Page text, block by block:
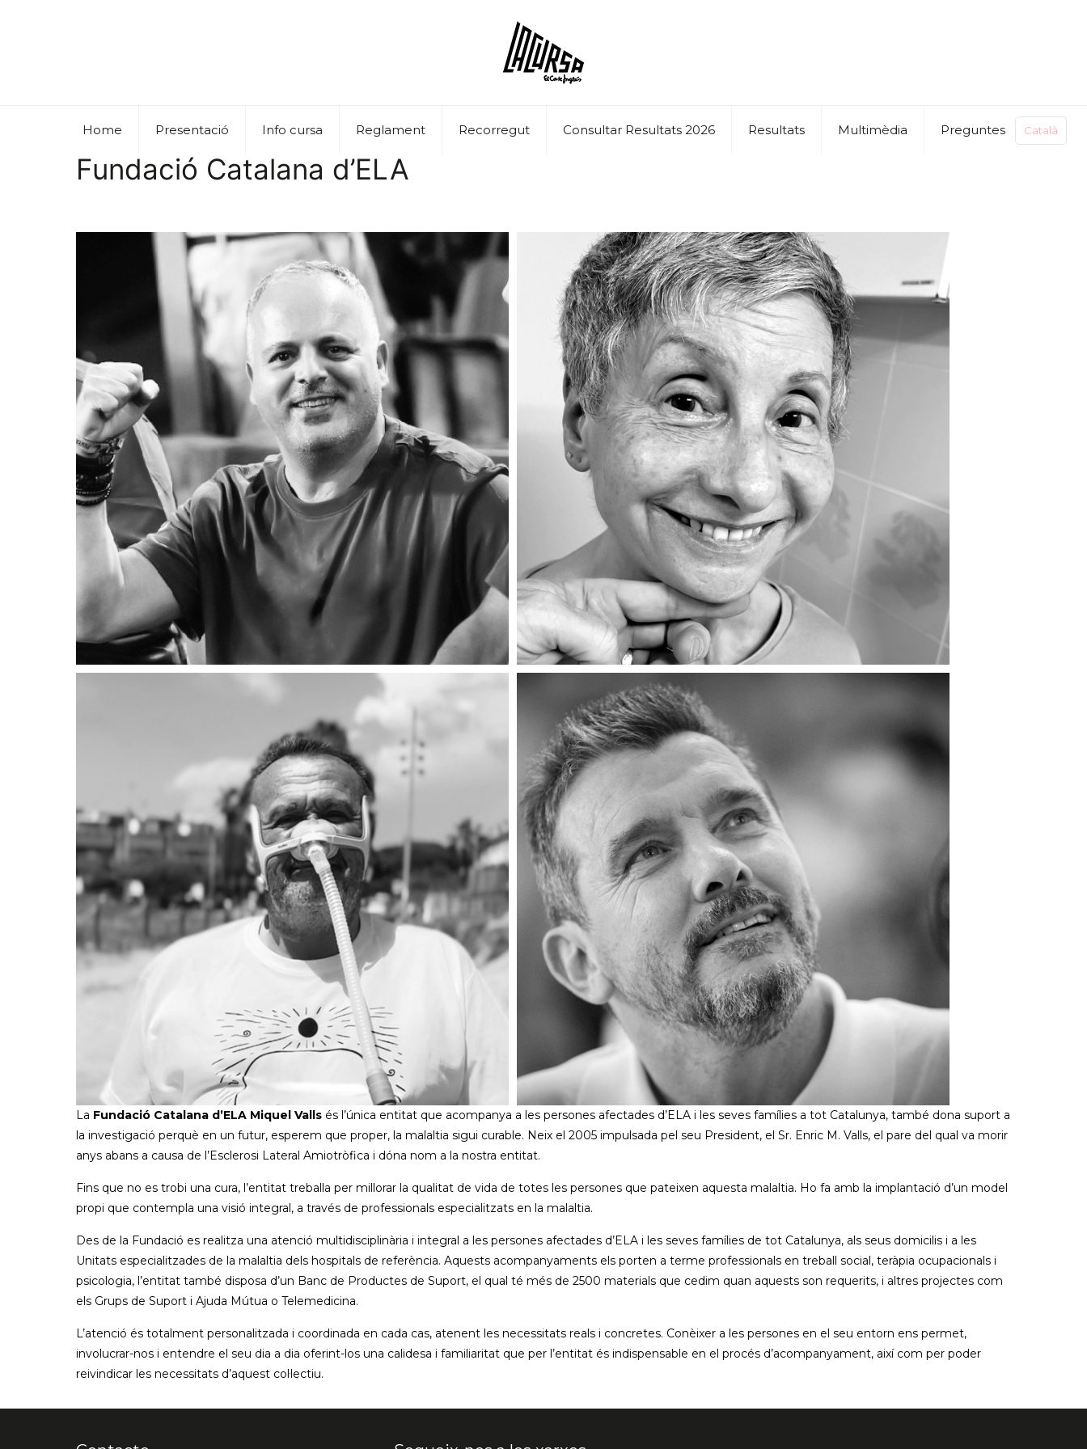
Home Presentació Info cursa Reglament Recorregut Consultar Resultats 2026 Resultats Multimèdia Preguntes Català
Fundació Catalana d’ELA
La Fundació Catalana d’ELA Miquel Vallsés l’única entitat que acompanya a les persones afectades d’ELA i les seves famílies a tot Catalunya, també dona suport a
la investigació perquè en un futur, esperem que proper, la malaltia sigui curable. Neix el 2005 impulsada pel seu President, el Sr. Enric M. Valls, el pare del qual va morir
anys abans a causa de l’Esclerosi Lateral Amiotròfica i dóna nom a la nostra entitat.
Fins que no es trobi una cura, l’entitat treballa per millorar la qualitat de vida de totes les persones que pateixen aquesta malaltia. Ho fa amb la implantació d’un model
propi que contempla una visió integral, a través de professionals especialitzats en la malaltia.
Des de la Fundació es realitza una atenció multidisciplinària i integral a les persones afectades d’ELA i les seves famílies de tot Catalunya, als seus domicilis i a les
Unitats especialitzades de la malaltia dels hospitals de referència. Aquests acompanyaments els porten a terme professionals en treball social, teràpia ocupacionals i
psicologia, l’entitat també disposa d’un Banc de Productes de Suport, el qual té més de 2500 materials que cedim quan aquests son requerits, i altres projectes com
els Grups de Suport i Ajuda Mútua o Telemedicina.
L’atenció és totalment personalitzada i coordinada en cada cas, atenent les necessitats reals i concretes. Conèixer a les persones en el seu entorn ens permet,
involucrar-nos i entendre el seu dia a dia oferint-los una calidesa i familiaritat que per l’entitat és indispensable en el procés d’acompanyament, així com per poder
reivindicar les necessitats d’aquest col·lectiu.